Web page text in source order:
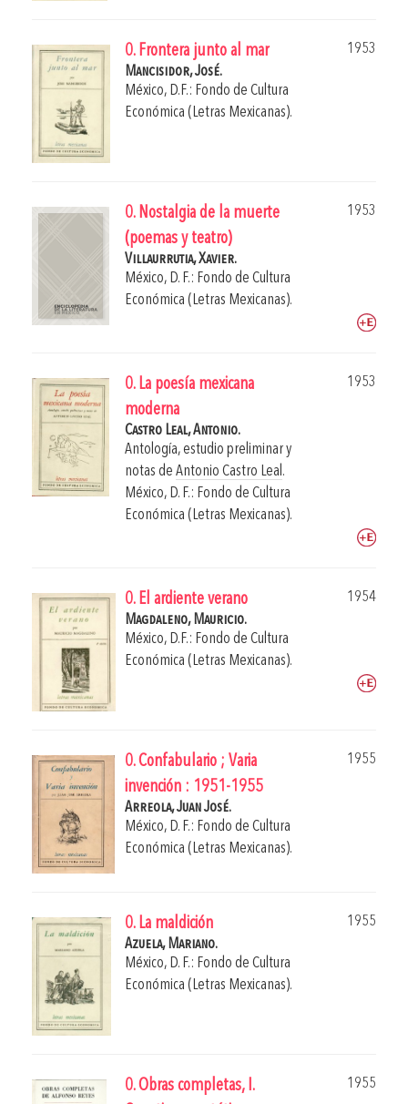
0. Frontera junto al mar
1953
Mancisidor, José.
México, D.F.: Fondo de Cultura
Económica (Letras Mexicanas).
0. Nostalgia de la muerte
(poemas y teatro)
1953
Villaurrutia, Xavier.
México, D. F.: Fondo de Cultura
Económica (Letras Mexicanas).
0. La poesía mexicana
moderna
1953
Castro Leal, Antonio.
Antología, estudio preliminar y
notas de Antonio Castro Leal .
México, D. F.: Fondo de Cultura
Económica (Letras Mexicanas).
0. El ardiente verano
1954
Magdaleno, Mauricio.
México, D.F.: Fondo de Cultura
Económica (Letras Mexicanas).
0. Confabulario ; Varia
invención : 1951-1955
1955
Arreola, Juan José.
México, D. F.: Fondo de Cultura
Económica (Letras Mexicanas).
0. La maldición
1955
Azuela, Mariano.
México, D. F.: Fondo de Cultura
Económica (Letras Mexicanas).
0. Obras completas, I.
1955